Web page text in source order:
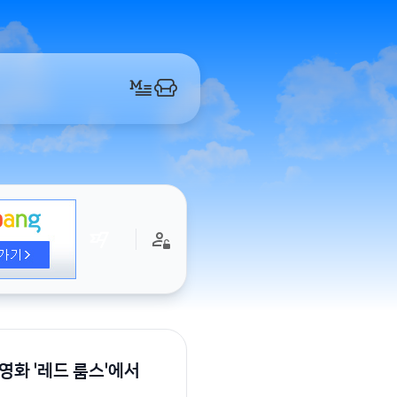
화 '레드 룸스'에서